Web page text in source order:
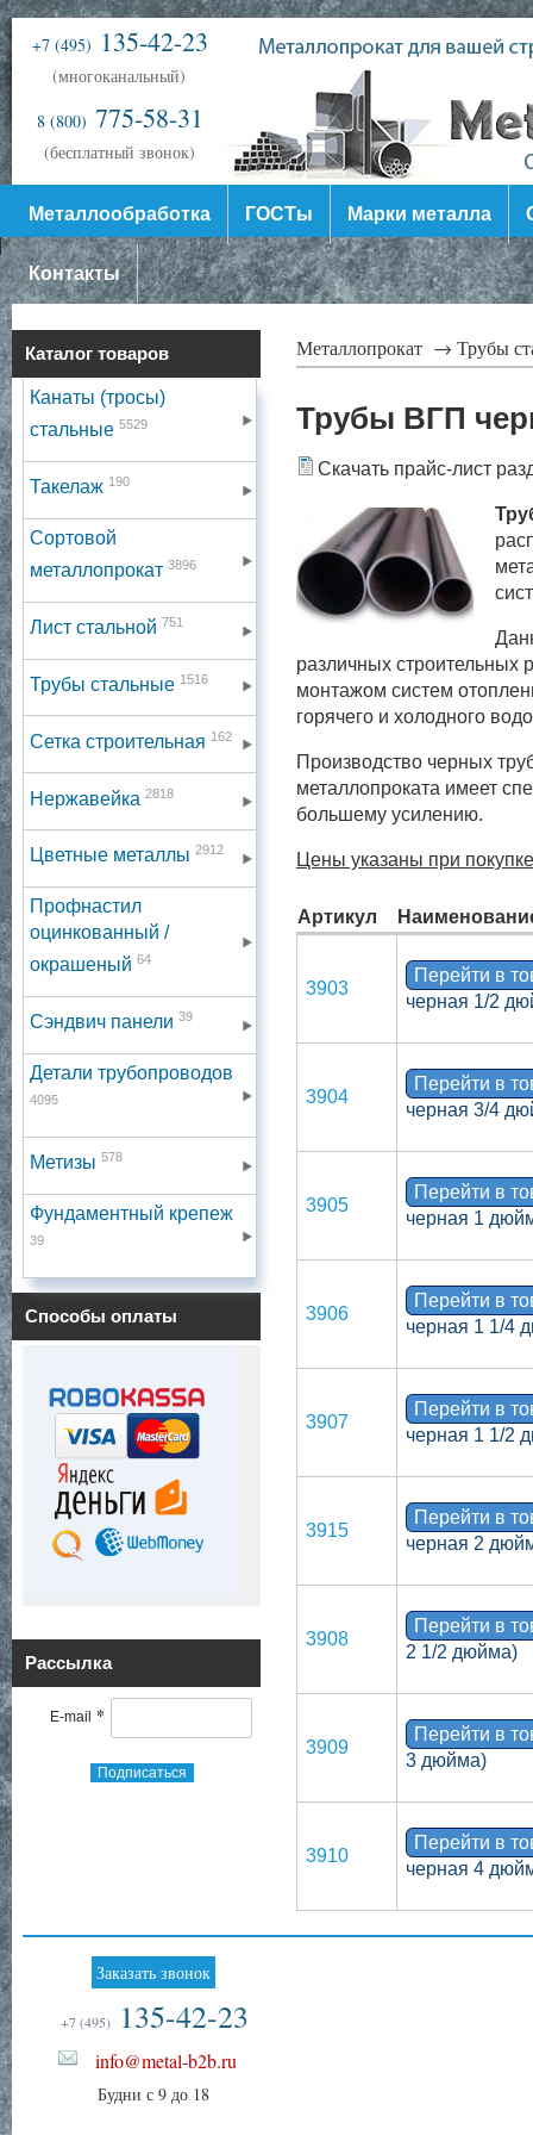
+7 (495) 135-42-23
(многоканальный)
8 (800) 775-58-31
(бесплатный звонок)
Металлообработка ГОСТы Марки металла
Контакты
Каталог товаров
Канаты (тросы)
стальные 5529
Такелаж 190
Сортовой
металлопрокат 3896
Лист стальной 751
Трубы стальные 1516
Сетка строительная 162
Нержавейка 2818
Цветные металлы 2912
Профнастил
оцинкованный /
окрашеный 64
Сэндвич панели 39
Детали трубопроводов
4095
Метизы 578
Фундаментный крепеж
39
Способы оплаты
Рассылка
E-mail *
Подписаться
Металлопрокат → Трубы
Трубы ВГП
Скачать прайс-лист
различных строительных
монтажом систем
горячего и холодного
Производство черных
металлопроката имеет
большему усилению.
Цены указаны при
Артикул
3903
Перейти в
черная 1/2
3904
Перейти в
черная 3/4
3905
Перейти в
черная 1
3906
Перейти в
черная 1 1/4
3907
Перейти в
черная 1 1/2
3915
Перейти в
черная 2
3908
Перейти в
2 1/2 дюйма)
3909
Перейти в
3 дюйма)
3910
Перейти в
черная 4
Заказать звонок
+7 (495) 135-42-23
info@metal-b2b.ru
Будни с 9 до 18